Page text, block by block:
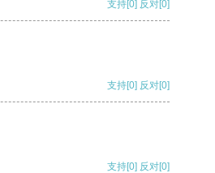
支持[0] 反对[0]
支持[0] 反对[0]
支持[0] 反对[0]